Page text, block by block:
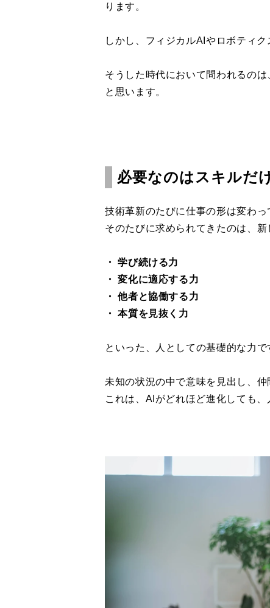
ります。
しかし、フィジカルAIやロボティ
そうした時代において問われるのは
と思います。
必要なのはスキルだ
技術革新のたびに仕事の形は変わっ
そのたびに求められてきたのは、新
・ 学び続ける力
・ 変化に適応する力
・ 他者と協働する力
・ 本質を見抜く力
といった、人としての基礎的な力で
未知の状況の中で意味を見出し、
これは、AIがどれほど進化しても